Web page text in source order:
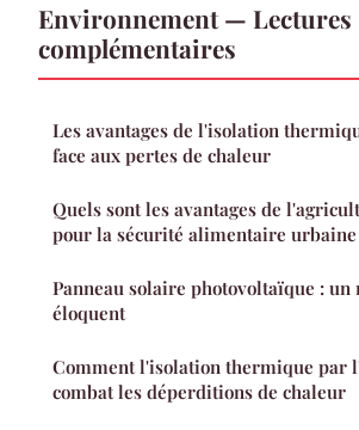
Environnement — Lectures
complémentaires
Les avantages de l'isolation
face aux pertes de chaleur
Quels sont les avantages de
pour la sécurité alimentaire urbaine
Panneau solaire photovoltaïque :
éloquent
Comment l'isolation thermique par
combat les déperditions de chaleur